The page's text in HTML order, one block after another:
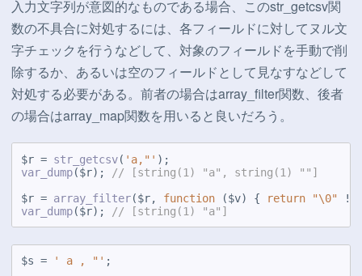
入力文字列が意図的なものである場合、このstr_getcsv関
数の不具合に対処するには、各フィールドに対してヌル文
字チェックを行うなどして、対象のフィールドを手動で削
除するか、あるいは空のフィールドとして見なすなどして
対処する必要がある。前者の場合はarray_filter関数、後者
の場合はarray_map関数を用いると良いだろう。
$r = str_getcsv( 'a,"'
var_dump($r);
// [string(1) "a", string(1) ""]
$r = array_filter($r, function ($v) { return
"\0"
var_dump($r); // [string(1) "a"]
$s = ' a , "' ;